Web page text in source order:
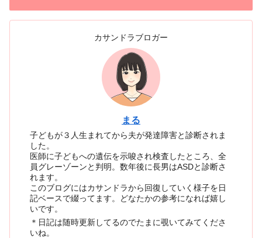
カサンドラブロガー
まる
子どもが３人生まれてから夫が発達障害と診断されま
した。
医師に子どもへの遺伝を示唆され検査したところ、全
員グレーゾーンと判明。数年後に長男はASDと診断さ
れます。
このブログにはカサンドラから回復していく様子を日
記ベースで綴ってます。どなたかの参考になれば嬉し
いです。
＊日記は随時更新してるのでたまに覗いてみてくださ
いね。